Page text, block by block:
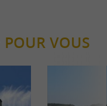
POUR VOUS